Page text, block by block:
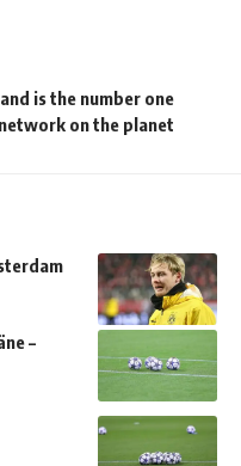
is the number one
on the planet
–